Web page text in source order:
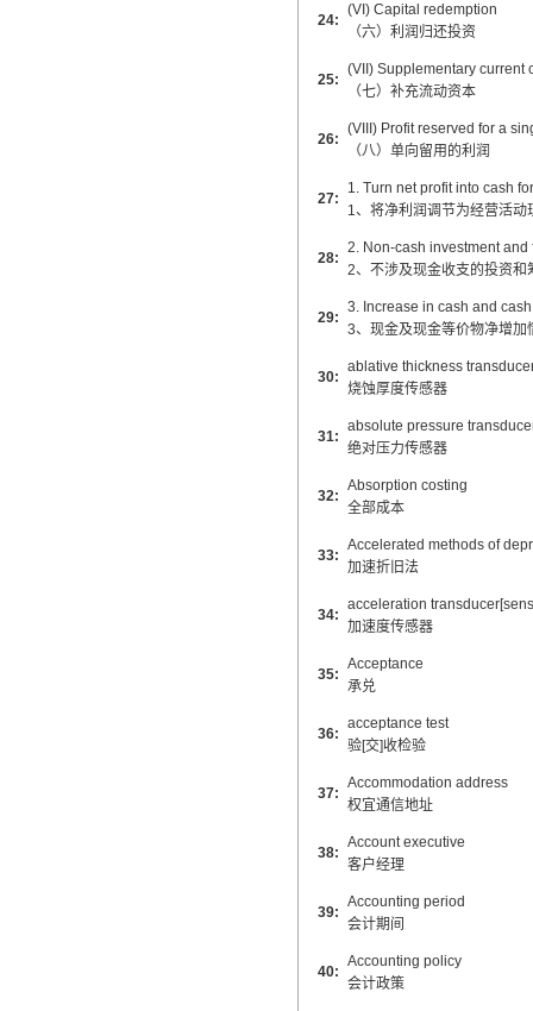
24:
(VI) Capital redemption
（六）利润归还投资
25:
(VII) Supplementary current
（七）补充流动资本
26:
(VIII) Profit reserved for a
（八）单向留用的利润
27:
1. Turn net profit into cash
1、将净利润调节为经营活动
28:
2. Non-cash investment
2、不涉及现金收支的投资和
29:
3. Increase in cash and
3、现金及现金等价物净增加
30:
ablative thickness
烧蚀厚度传感器
31:
absolute pressure
绝对压力传感器
32:
Absorption costing
全部成本
33:
Accelerated methods of
加速折旧法
34:
acceleration
加速度传感器
35:
Acceptance
承兑
36:
acceptance test
验[交]收检验
37:
Accommodation address
权宜通信地址
38:
Account executive
客户经理
39:
Accounting period
会计期间
40:
Accounting policy
会计政策